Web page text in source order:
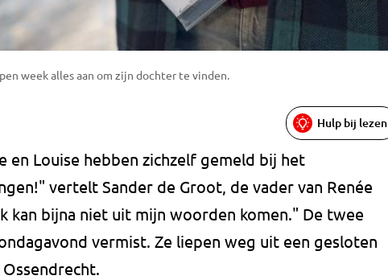
week alles aan om zijn dochter te vinden.
Hulp bij lezen
en Louise hebben zichzelf gemeld bij het
vertelt Sander de Groot, de vader van Renée
kan bijna niet uit mijn woorden komen." De twee
vermist. Ze liepen weg uit een gesloten